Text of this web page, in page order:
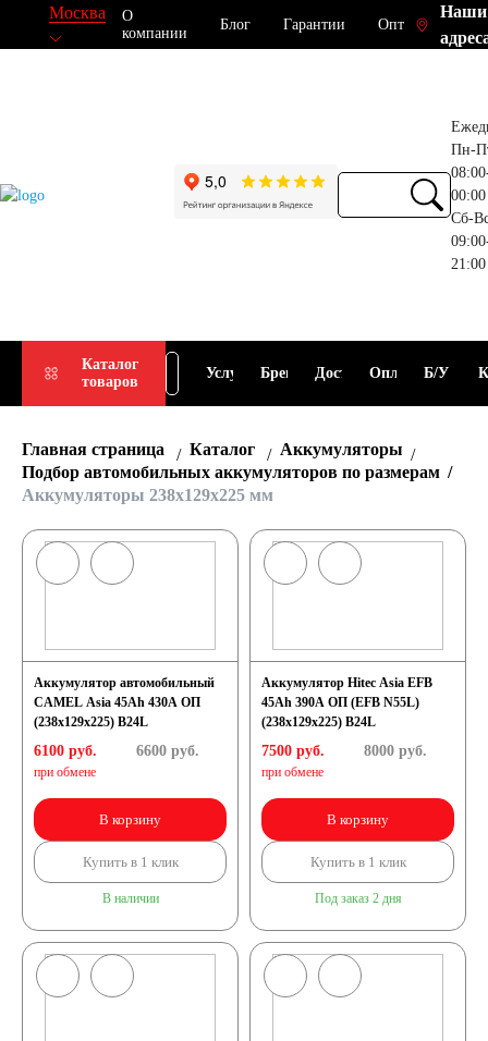
Москва
О
компании
Блог Гарантии Опт
Наши
Пн-
00:00
Сб-
21:00
Каталог
товаров
Подбор
АКБ
Услуги Бренды ДоставкаОплата Б/У
Главная страница Каталог
Аккумуляторы
Подбор автомобильных аккумуляторов по размерам
Аккумуляторы 238x129x225 мм
Аккумулятор автомобильный
CAMEL Asia 45Ah 430A ОП
(238x129x225) B24L
6100 руб.
при обмене
6600руб.
В корзину
Купить в 1 клик
В наличии
Аккумулятор Hitec Asia EFB
45Ah 390A ОП (EFB N55L)
(238x129x225) B24L
7500 руб.
при обмене
8000руб.
В корзину
Купить в 1 клик
Под заказ 2 дня